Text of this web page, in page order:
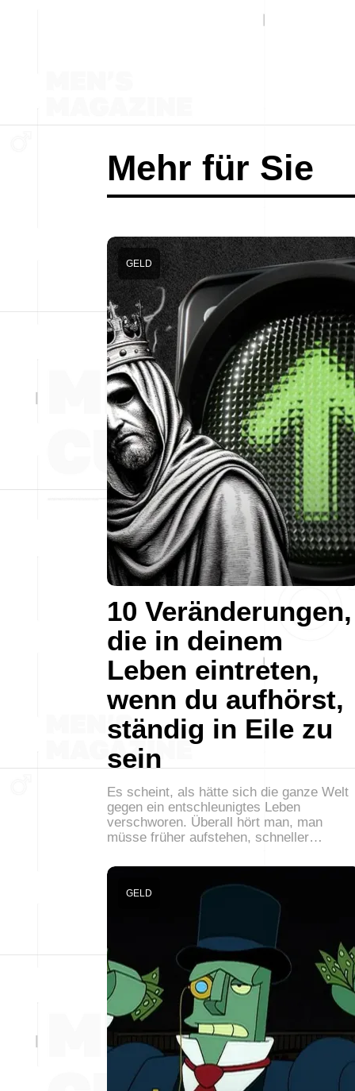
Mehr für Sie
10 Veränderungen,
die in deinem
Leben eintreten,
wenn du aufhörst,
ständig in Eile zu
sein
GELD
Es scheint, als hätte sich die ganze Welt
gegen ein entschleunigtes Leben
verschworen. Überall hört man, man
müsse früher aufstehen, schneller…
GELD